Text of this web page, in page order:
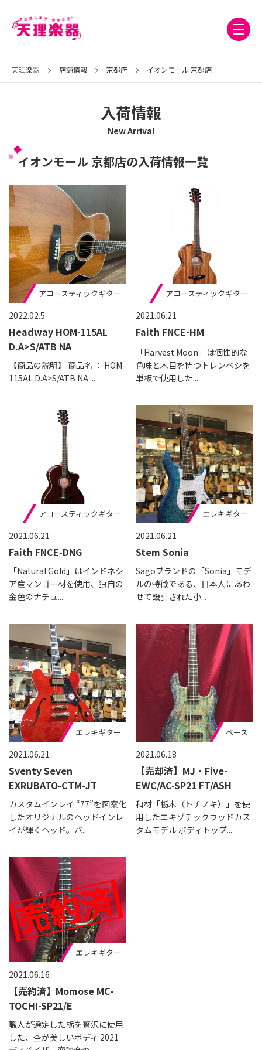
天理楽器 店舗情報 京都府 イオンモール 京都店
入荷情報
New Arrival
イオンモール 京都店の入荷情報一覧
2022.02.5
Headway HOM-115AL
D.A>S/ATB NA
【商品の説明】 商品名 ： HOM-
115AL D.A>S/ATB NA ...
アコースティックギター
2021.06.21
Faith FNCE-HM
「Harvest Moon」は個性的な
色味と木目を持つトレンベシを
単板で使用した...
アコースティックギター
2021.06.21
Faith FNCE-DNG
「Natural Gold」はインドネシ
ア産マンゴー材を使用、独自の
金色のナチュ...
アコースティックギター
2021.06.21
Stem Sonia
Sagoブランドの「Sonia」モデ
ルの特徴である、日本人にあわ
せて設計された小...
エレキギター
2021.06.21
Sventy Seven
EXRUBATO-CTM-JT
カスタムインレイ “77”を図案化
したオリジナルのヘッドインレ
イが輝くヘッド。バ...
エレキギター
2021.06.18
【売却済】MJ・Five-
EWC/AC-SP21 FT/ASH
和材「栃木（トチノキ）」を使
用したエキゾチックウッドカス
タムモデル ボディトップ...
ベース
2021.06.16
【売約済】Momose MC-
TOCHI-SP21/E
職人が選定した栃を贅沢に使用
した、杢が美しいボディ 2021
エレキギター